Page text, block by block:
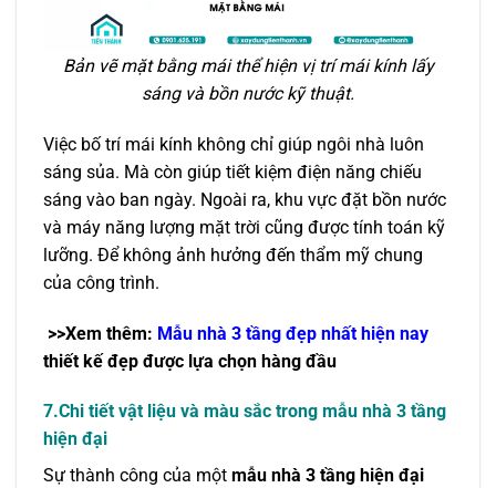
Bản vẽ mặt bằng mái thể hiện vị trí mái kính lấy
sáng và bồn nước kỹ thuật.
Việc bố trí mái kính không chỉ giúp ngôi nhà luôn
sáng sủa. Mà còn giúp tiết kiệm điện năng chiếu
sáng vào ban ngày. Ngoài ra, khu vực đặt bồn nước
và máy năng lượng mặt trời cũng được tính toán kỹ
lưỡng. Để không ảnh hưởng đến thẩm mỹ chung
của công trình.
>>Xem thêm: Mẫu nhà 3 tầng đẹp nhất hiện nay
thiết kế đẹp được lựa chọn hàng đầu
7.Chi tiết vật liệu và màu sắc trong mẫu nhà 3 tầng
hiện đại
Sự thành công của một mẫu nhà 3 tầng hiện đại